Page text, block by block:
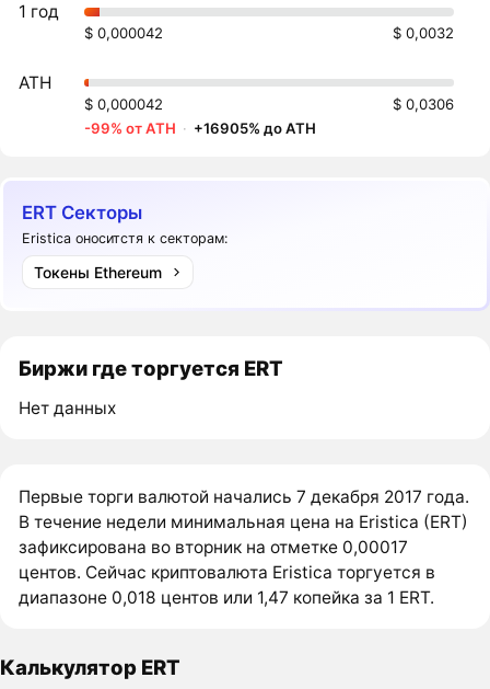
1 год
$ 0,000042 $ 0,0032
ATH
$ 0,000042
$ 0,0306
-99% от ATH · +16905% до ATH
ERT Секторы
Eristica оноситстя к секторам:
Токены Ethereum
Биржи где торгуется ERT
Нет данных
Первые торги валютой начались 7 декабря 2017 года.
В течение недели минимальная цена на Eristica (ERT)
зафиксирована во вторник на отметке 0,00017
центов. Сейчас криптовалюта Eristica торгуется в
диапазоне 0,018 центов или 1,47 копейка за 1 ERT.
Калькулятор ERT